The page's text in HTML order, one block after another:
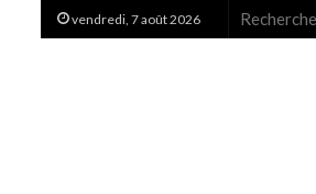
vendredi, 7 août 2026